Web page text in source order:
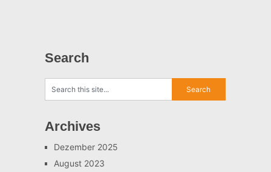
Search
Archives
Dezember 2025
August 2023